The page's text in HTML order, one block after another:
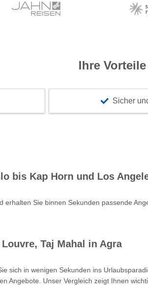
Ihre
Sicher
bis Kap Horn und Los
erhalten Sie binnen Sekunden passende
Taj Mahal in Agra
sich in wenigen Sekunden ins
Angebote. Unser Vergleich zeigt Ihnen